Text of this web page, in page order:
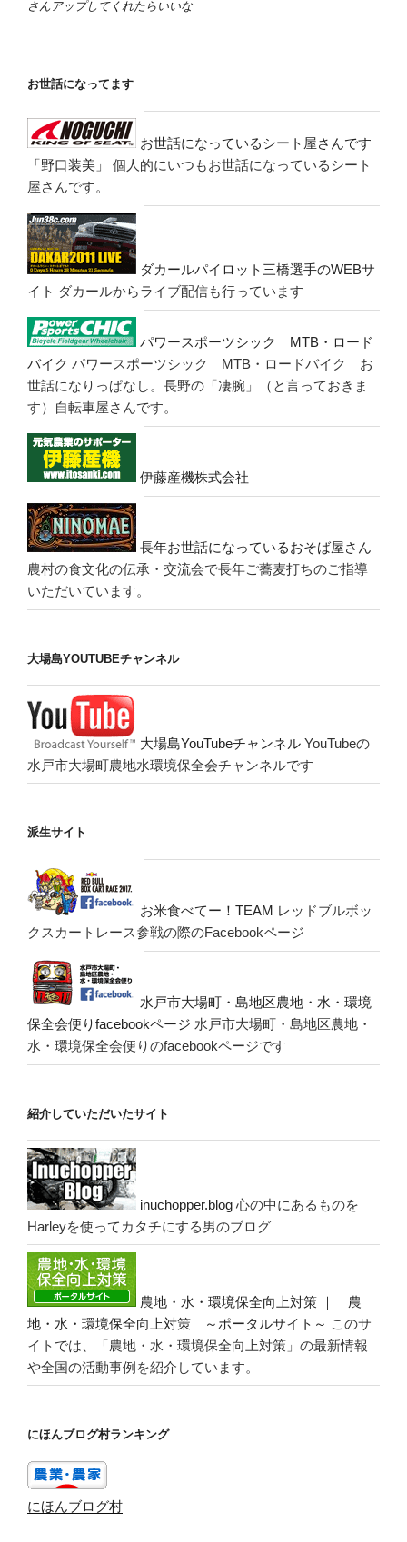
さんアップしてくれたらいいな
お世話になってます
お世話になっているシート屋さんです
「野口装美」
個人的にいつもお世話になっているシート
屋さんです。
ダカールパイロット三橋選手のWEBサ
イト ダカールからライブ配信も行っています
パワースポーツシック MTB・ロード
バイク パワースポーツシック MTB・ロードバイク お
世話になりっぱなし。長野の「凄腕」（と言っておきま
す）自転車屋さんです。
伊藤産機株式会社
長年お世話になっているおそば屋さん
農村の食文化の伝承・交流会で長年ご蕎麦打ちのご指導
いただいています。
大場島YOUTUBEチャンネル
大場島YouTubeチャンネル YouTubeの
水戸市大場町農地水環境保全会チャンネルです
派生サイト
お米食べてー！TEAM レッドブルボッ
クスカートレース参戦の際のFacebookページ
水戸市大場町・島地区農地・水・環境
保全会便りfacebookページ 水戸市大場町・島地区農地・
水・環境保全会便りのfacebookページです
紹介していただいたサイト
inuchopper.blog 心の中にあるものを
Harleyを使ってカタチにする男のブログ
農地・水・環境保全向上対策 ｜ 農
地・水・環境保全向上対策 ～ポータルサイト～ このサ
イトでは、「農地・水・環境保全向上対策」の最新情報
や全国の活動事例を紹介しています。
にほんブログ村ランキング
にほんブログ村